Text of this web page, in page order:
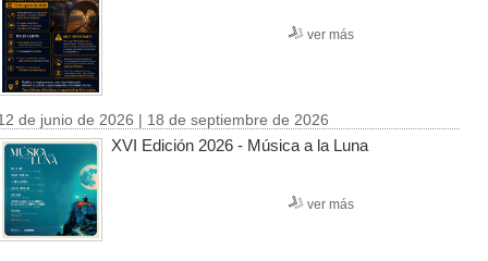
ver más
de junio de 2026 | 18 de septiembre de 2026
XVI Edición 2026 - Música a la Luna
ver más